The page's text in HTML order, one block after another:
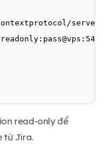
server-
read-only để
từ Jira.